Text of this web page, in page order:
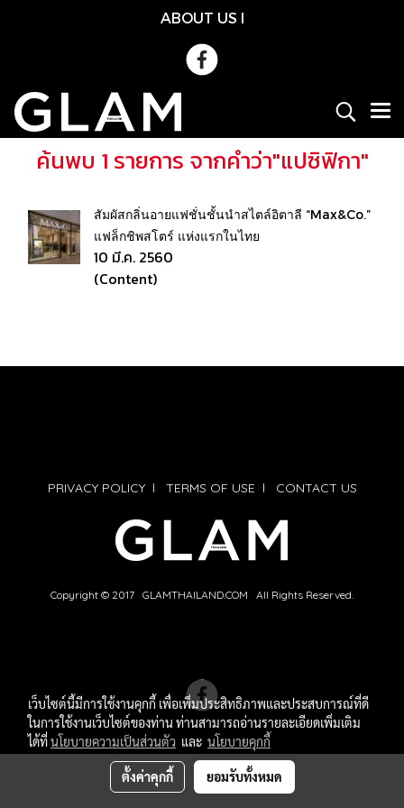
ABOUT US l
ค้นพบ 1 รายการ จากคำว่า"แปซิฟิกา"
สัมผัสกลิ่นอายแฟชั่นชั้นนำสไตล์อิตาลี “Max&Co.”
แฟล็กชิพสโตร์ แห่งแรกในไทย
10 มี.ค. 2560
(Content)
PRIVACY POLICYl TERMS OF USE l CONTACT US
Copyright © 2017 GLAMTHAILAND.COM All Rights Reserved.
เว็บไซต์นี้มีการใช้งานคุกกี้ เพื่อเพิ่มประสิทธิภาพและประสบการณ์ที่ดี
ในการใช้งานเว็บไซต์ของท่าน ท่านสามารถอ่านรายละเอียดเพิ่มเติม
ได้ที่นโยบายความเป็นส่วนตัว และ นโยบายคุกกี้
ตั้งค่าคุกกี้ ยอมรับทั้งหมด